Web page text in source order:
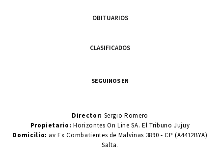
OBITUARIOS
CLASIFICADOS
SEGUINOS EN
Director: Sergio Romero
Propietario:Horizontes On Line SA. El Tribuno Jujuy
Domicilio: av Ex Combatientes de Malvinas 3890 - CP (A4412BYA)
Salta.